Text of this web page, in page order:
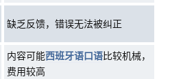
缺乏反馈，错误无法被纠正
内容可能西班牙语口语比较机械，
费用较高